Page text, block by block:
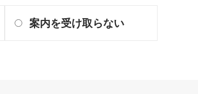
案内を受け取らない